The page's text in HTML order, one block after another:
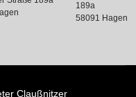
189a
58091 Hagen
Claußnitzer